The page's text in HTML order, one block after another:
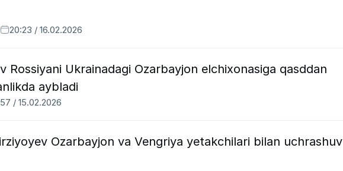
20:23 / 16.02.2026
Rossiyani Ukrainadagi Ozarbayjon elchixonasiga qasddan
aybladi
/ 15.02.2026
Ozarbayjon va Vengriya yetakchilari bilan uchrashuv